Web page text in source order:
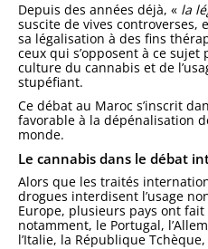
Depuis des années déjà, « la
suscite de vives
sa légalisation à des fins
ceux qui s’opposent à ce
culture du cannabis et de
stupéfiant.
Ce débat au Maroc s’inscrit
favorable à la dépénalisation
monde.
Le cannabis dans le débat
Alors que les traités
drogues inter­disent l’usage
Europe, plusieurs pays ont
no­tamment, le Portugal,
l’Italie, la Ré­publique